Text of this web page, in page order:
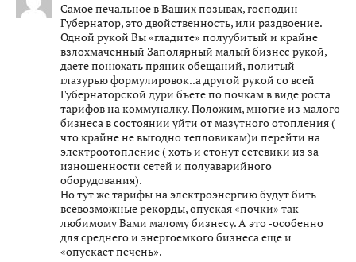
Самое печальное в Ваших позывах, господин
Губернатор, это двойственность, или раздвоение.
Одной рукой Вы «гладите» полуубитый и крайне
взлохмаченный Заполярный малый бизнес рукой,
даете понюхать пряник обещаний, политый
глазурью формулировок..а другой рукой со всей
Губернаторской дури бъете по почкам в виде роста
тарифов на коммуналку. Положим, многие из малого
бизнеса в состоянии уйти от мазутного отопления (
что крайне не выгодно тепловикам)и перейти на
электроотопление ( хоть и стонут сетевики из за
изношенности сетей и полуаварийного
оборудования).
Но тут же тарифы на электроэнергию будут бить
всевозможные рекорды, опуская «почки» так
любимому Вами малому бизнесу. А это -особенно
для среднего и энергоемкого бизнеса еще и
«опускает печень».